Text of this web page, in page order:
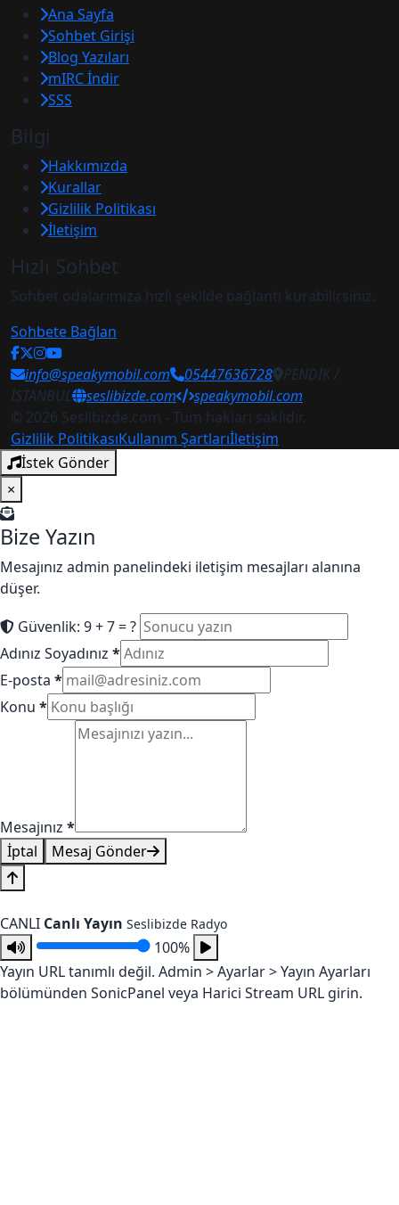
Ana Sayfa
Sohbet Girişi
Blog Yazıları
mIRC İndir
SSS
Bilgi
Hakkımızda
Kurallar
Gizlilik Politikası
İletişim
Hızlı Sohbet
Sohbet odalarımıza hızlı şekilde bağlantı kurabilirsiniz.
Sohbete Bağlan
info@speakymobil.com 05447636728 PENDİK /
İSTANBUL
seslibizde.com
speakymobil.com
© 2026 Seslibizde.com - Tüm hakları saklıdır.
Gizlilik PolitikasıKullanım Şartlarıİletişim
İstek Gönder
×
Bize Yazın
Mesajınız admin panelindeki iletişim mesajları alanına
düşer.
Güvenlik: 9 + 7 = ?
Adınız Soyadınız *
E-posta *
Konu *
Mesajınız *
İptal
Mesaj Gönder
CANLI Canlı Yayın Seslibizde Radyo
100%
Yayın URL tanımlı değil. Admin > Ayarlar > Yayın Ayarları
bölümünden SonicPanel veya Harici Stream URL girin.